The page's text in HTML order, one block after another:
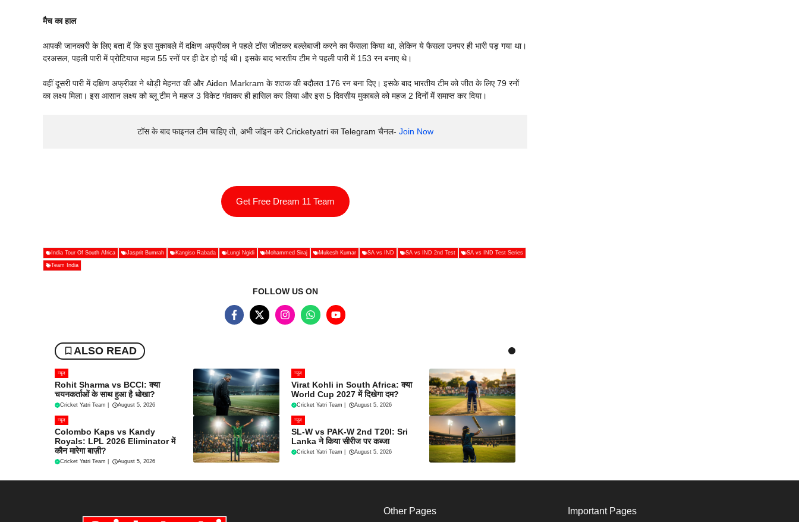
मैच का हाल
आपकी जानकारी के लिए बता दें कि इस मुकाबले में दक्षिण अफ्रीका ने पहले टॉस जीतकर बल्लेबाजी करने का फैसला किया था, लेकिन ये फैसला उनपर ही भारी पड़ गया था।
दरअसल, पहली पारी में प्रोटियाज महज 55 रनों पर ही ढेर हो गई थी। इसके बाद भारतीय टीम ने पहली पारी में 153 रन बनाए थे।
वहीं दूसरी पारी में दक्षिण अफ्रीका ने थोड़ी मेहनत की और Aiden Markram के शतक की बदौलत 176 रन बना दिए। इसके बाद भारतीय टीम को जीत के लिए 79 रनों
का लक्ष्य मिला। इस आसान लक्ष्य को ब्लू टीम ने महज 3 विकेट गंवाकर ही हासिल कर लिया और इस 5 दिवसीय मुकाबले को महज 2 दिनों में समाप्त कर दिया।
टॉस के बाद फाइनल टीम चाहिए तो, अभी जॉइन करे Cricketyatri का Telegram चैनल- Join Now
Get Free Dream 11 Team
India Tour Of South Africa Jasprit Bumrah Kangiso Rabada Lungi Ngidi Mohammed Siraj Mukesh Kumar SA vs IND SA vs IND 2nd Test SA vs IND Test Series
Team India
FOLLOW US ON
ALSO READ
न्यूज
Rohit Sharma vs BCCI: क्या
चयनकर्ताओं के साथ हुआ है धोखा?
Cricket Yatri Team August 5, 2026
न्यूज
Virat Kohli in South Africa: क्या
World Cup 2027 में दिखेगा दम?
Cricket Yatri Team August 5, 2026
न्यूज
Colombo Kaps vs Kandy
Royals: LPL 2026 Eliminator में
कौन मारेगा बाज़ी?
Cricket Yatri Team August 5, 2026
न्यूज
SL-W vs PAK-W 2nd T20I: Sri
Lanka ने किया सीरीज पर कब्जा
Cricket Yatri Team August 5, 2026
Other Pages Important Pages